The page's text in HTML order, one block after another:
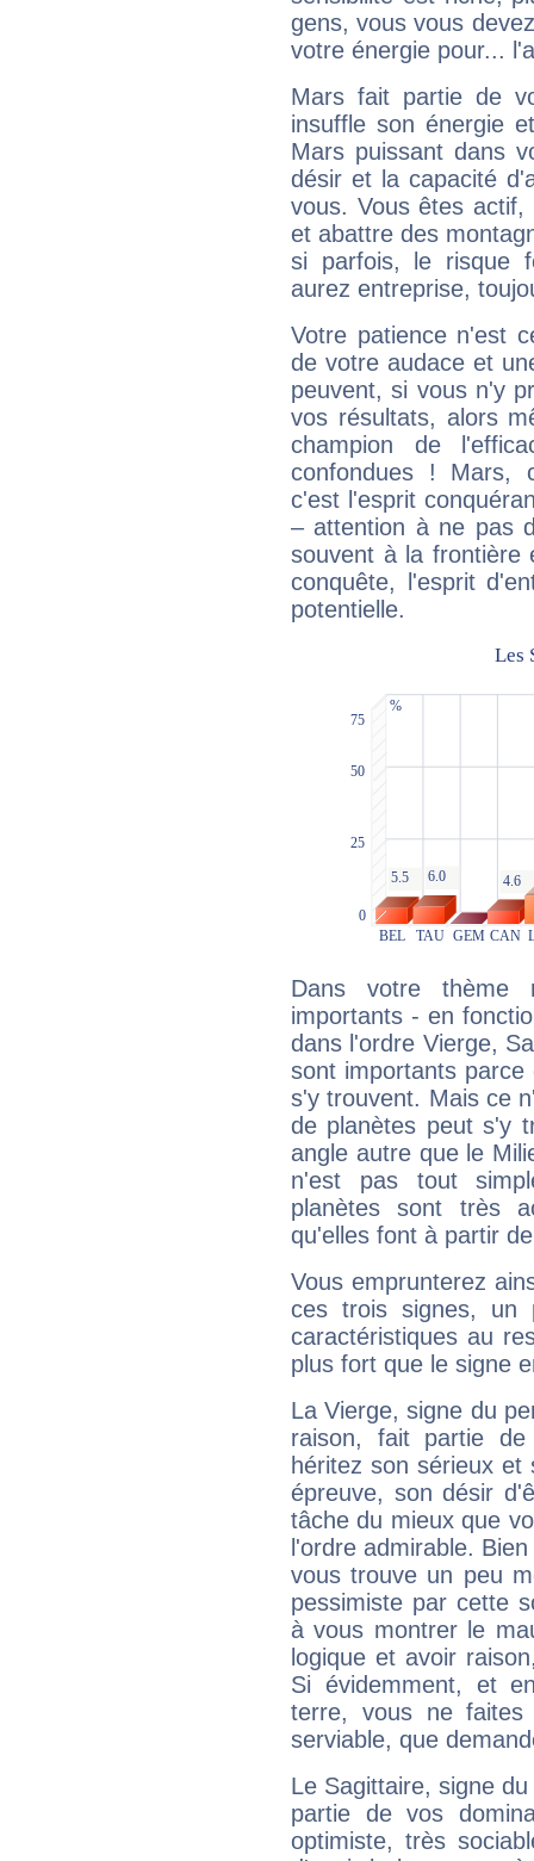
gens, vous vous
votre énergie pour...
Mars fait partie de
insuffle son énergie
Mars puissant dans
désir et la capacité
vous. Vous êtes
et abattre des
si parfois, le risque
aurez entreprise,
Votre patience n'est
de votre audace et
peuvent, si vous n'y
vos résultats, alors
champion de
confondues ! Mars,
c'est l'esprit
– attention à ne pas
souvent à la frontière
conquête, l'esprit
potentielle.
Dans votre thème
importants - en
dans l'ordre Vierge,
sont importants parce
s'y trouvent. Mais ce
de planètes peut s'y
angle autre que le
n'est pas tout
planètes sont très
qu'elles font à partir
Vous emprunterez
ces trois signes, un
caractéristiques au
plus fort que le signe
La Vierge, signe du
raison, fait partie
héritez son sérieux
épreuve, son désir
tâche du mieux que
l'ordre admirable.
vous trouve un peu
pessimiste par cette
à vous montrer le
logique et avoir
Si évidemment, et
terre, vous ne
serviable, que
Le Sagittaire, signe
partie de vos
optimiste, très